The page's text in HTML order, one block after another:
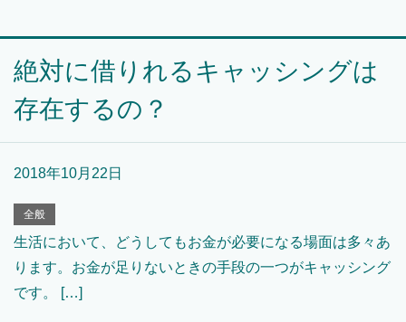
絶対に借りれるキャッシングは
存在するの？
2018年10月22日
全般
生活において、どうしてもお金が必要になる場面は多々あ
ります。お金が足りないときの手段の一つがキャッシング
です。 […]